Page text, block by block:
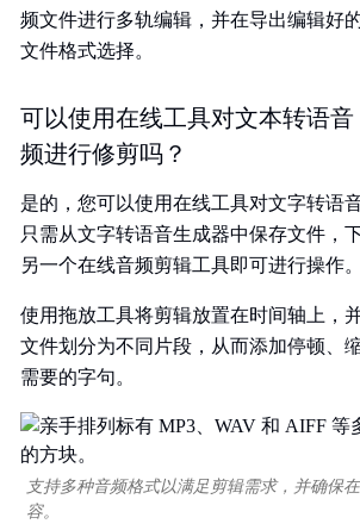
频文件进行多轨编辑，并在导出编辑好
文件格式选择。
可以使用在线工具对文本转语音
频进行修剪吗？
是的，您可以使用在线工具对文字转语
只需从文字转语音生成器中保存文件，
另一个在线音频剪辑工具即可进行操作。
使用拖放工具将剪辑放置在时间轴上，
文件划分为不同片段，从而添加停顿、
需要的字句。
支持多种音频格式以满足剪辑需求，并确保
容。